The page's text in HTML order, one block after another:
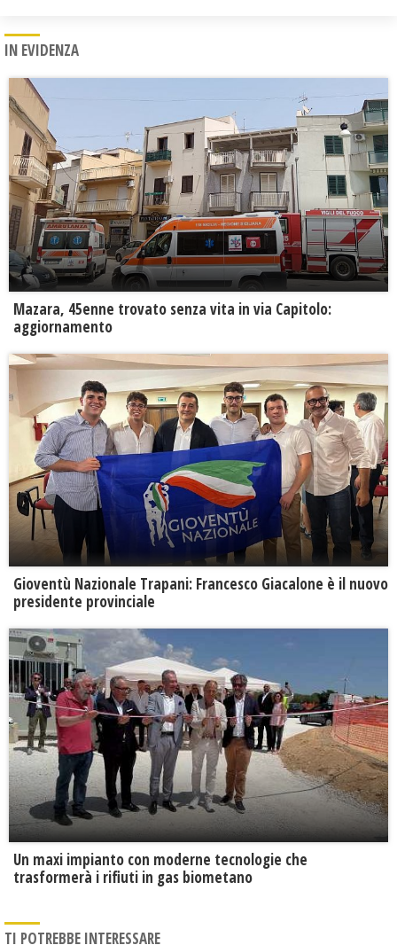
IN EVIDENZA
Mazara, 45enne trovato senza vita in via Capitolo:
aggiornamento
Gioventù Nazionale Trapani: Francesco Giacalone è il nuovo
presidente provinciale
Un maxi impianto con moderne tecnologie che
trasformerà i rifiuti in gas biometano
TI POTREBBE INTERESSARE